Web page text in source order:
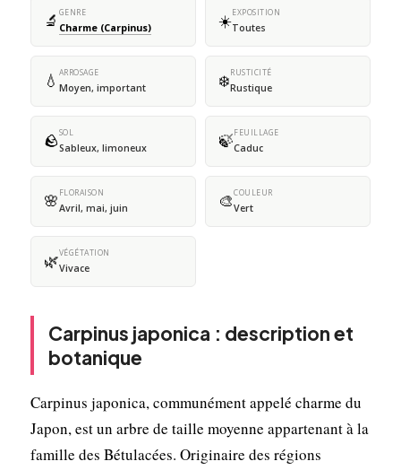
🔬 GENRE
Charme (Carpinus) ☀️EXPOSITION
Toutes
💧 ARROSAGE
Moyen, important ❄️RUSTICITÉ
Rustique
🪨SOL
Sableux, limoneux 🍃FEUILLAGE
Caduc
🌸 FLORAISON
Avril, mai, juin 🎨COULEUR
Vert
🌿VÉGÉTATION
Vivace
Carpinus japonica : description et
botanique
Carpinus japonica, communément appelé charme du
Japon, est un arbre de taille moyenne appartenant à la
famille des Bétulacées. Originaire des régions